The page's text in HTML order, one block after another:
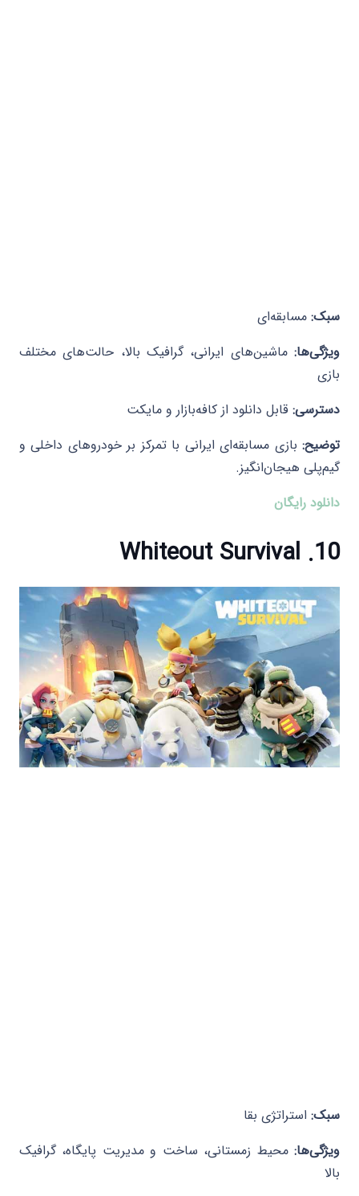
سبک: مسابقه‌ای
ویژگی‌ها: ماشین‌های ایرانی، گرافیک بالا، حالت‌های مختلف
بازی
دسترسی: قابل دانلود از کافه‌بازار و مایکت
توضیح: بازی مسابقه‌ای ایرانی با تمرکز بر خودروهای داخلی و
گیم‌پلی هیجان‌انگیز.​
دانلود رایگان
10. Whiteout Survival
سبک: استراتژی بقا
ویژگی‌ها: محیط زمستانی، ساخت و مدیریت پایگاه، گرافیک
بالا